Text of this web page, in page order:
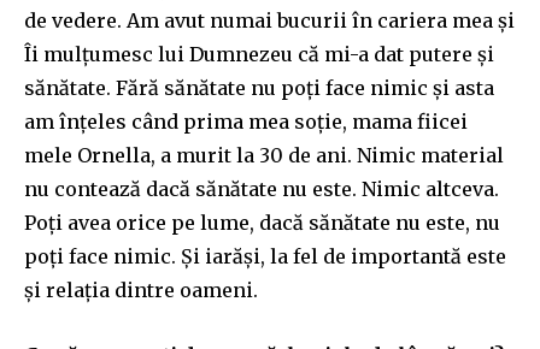
de vedere. Am avut numai bucurii în cariera mea și
Îi mulțumesc lui Dumnezeu că mi-a dat putere și
sănătate. Fără sănătate nu poți face nimic și asta
am înțeles când prima mea soție, mama fiicei
mele Ornella, a murit la 30 de ani. Nimic material
nu contează dacă sănătate nu este. Nimic altceva.
Poți avea orice pe lume, dacă sănătate nu este, nu
poți face nimic. Și iarăși, la fel de importantă este
și relația dintre oameni.